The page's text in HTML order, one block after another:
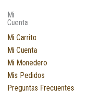
Mi
Cuenta
Mi Carrito
Mi Cuenta
Mi Monedero
Mis Pedidos
Preguntas Frecuentes